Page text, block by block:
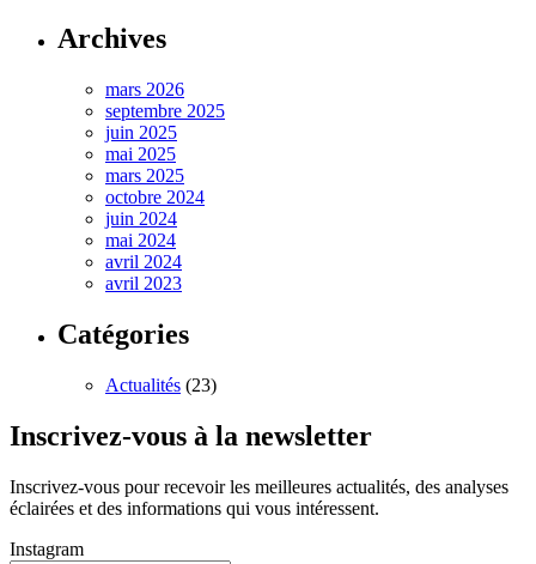
Archives
mars 2026
septembre 2025
juin 2025
mai 2025
mars 2025
octobre 2024
juin 2024
mai 2024
avril 2024
avril 2023
Catégories
Actualités (23)
Inscrivez-vous à la newsletter
Inscrivez-vous pour recevoir les meilleures actualités, des analyses
éclairées et des informations qui vous intéressent.
Instagram